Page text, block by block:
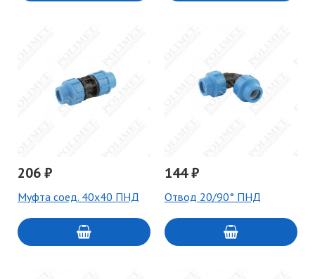
206 ₽
Муфта соед. 40х40 ПНД
144 ₽
Отвод 20/90° ПНД